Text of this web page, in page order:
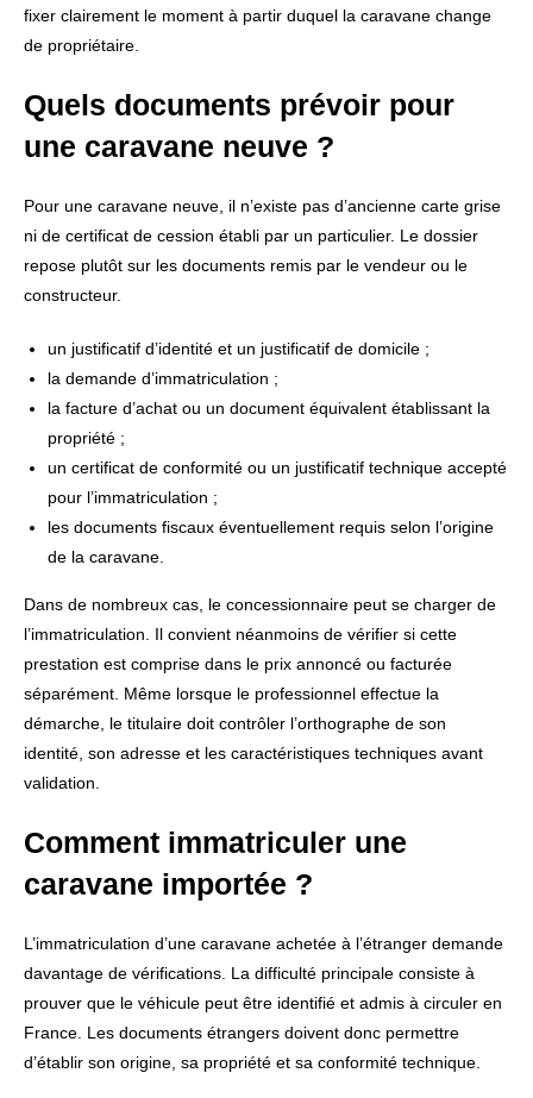
fixer clairement le moment à partir duquel la caravane change
de propriétaire.
Quels documents prévoir pour
une caravane neuve ?
Pour une caravane neuve, il n’existe pas d’ancienne carte grise
ni de certificat de cession établi par un particulier. Le dossier
repose plutôt sur les documents remis par le vendeur ou le
constructeur.
un justificatif d’identité et un justificatif de domicile ;
la demande d’immatriculation ;
la facture d’achat ou un document équivalent établissant la
propriété ;
un certificat de conformité ou un justificatif technique accepté
pour l’immatriculation ;
les documents fiscaux éventuellement requis selon l’origine
de la caravane.
Dans de nombreux cas, le concessionnaire peut se charger de
l’immatriculation. Il convient néanmoins de vérifier si cette
prestation est comprise dans le prix annoncé ou facturée
séparément. Même lorsque le professionnel effectue la
démarche, le titulaire doit contrôler l’orthographe de son
identité, son adresse et les caractéristiques techniques avant
validation.
Comment immatriculer une
caravane importée ?
L’immatriculation d’une caravane achetée à l’étranger demande
davantage de vérifications. La difficulté principale consiste à
prouver que le véhicule peut être identifié et admis à circuler en
France. Les documents étrangers doivent donc permettre
d’établir son origine, sa propriété et sa conformité technique.